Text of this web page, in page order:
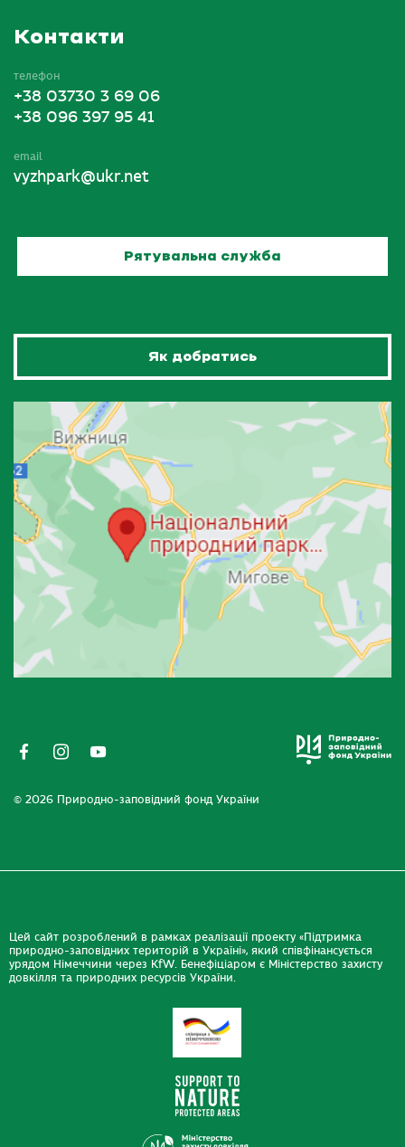
Контакти
телефон
+38 03730 3 69 06
+38 096 397 95 41
email
vyzhpark@ukr.net
Рятувальна служба
Як добратись
© 2026 Природно-заповідний фонд України
Цей сайт розроблений в рамках реалізації проекту «Підтримка
природно-заповідних територій в Україні», який співфінансується
урядом Німеччини через KfW. Бенефіціаром є Міністерство захисту
довкілля та природних ресурсів України.